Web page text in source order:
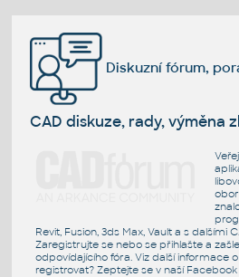
Diskuzní fórum,
CAD diskuze, rady, výměna
Revit, Fusion, 3ds Max, Vault a s dalšími
Zaregistrujte se nebo se přihlašte a
odpovídajícího fóra. Viz další informace o
registrovat? Zeptejte se v naší